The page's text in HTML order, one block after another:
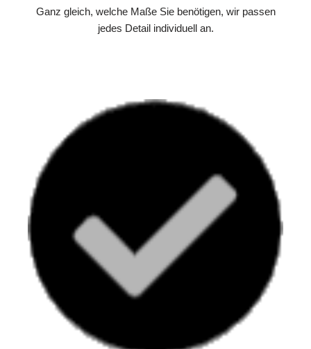
Ganz gleich, welche Maße Sie benötigen, wir passen
jedes Detail individuell an.